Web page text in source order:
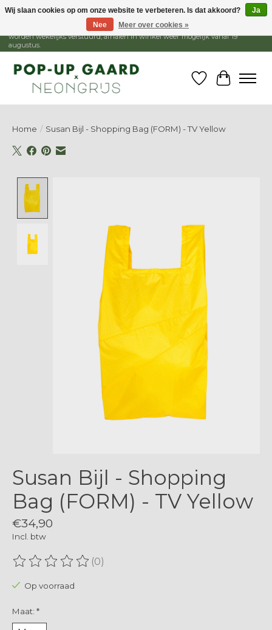
1 - 15 augustus is de winkel gesloten, webshop blijft open. Bestellingen
worden wekelijks verstuurd, afhalen in winkel weer mogelijk vanaf 19
augustus.
Verlanglijst
Home / Susan Bijl - Shopping Bag (FORM) - TV Yellow
Susan Bijl - Shopping
Bag (FORM) - TV Yellow
€34,90
Incl. btw
De beoordeling van dit product is
(0)
Op voorraad
Maat: *
Wij slaan cookies op om onze website te verbeteren. Is dat akkoord?
Ja
Nee
Meer over cookies »